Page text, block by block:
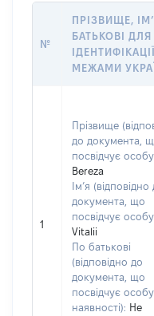
№
ПРІЗВИЩЕ,
БАТЬКОВІ ДЛЯ
МЕЖАМИ
1
Прізвище
до документа,
посвідчує
Bereza
Ім’я (відповідно
документа, що
посвідчує
Vitalii
По батькові
(відповідно до
документа, що
посвідчує
наявності): Не